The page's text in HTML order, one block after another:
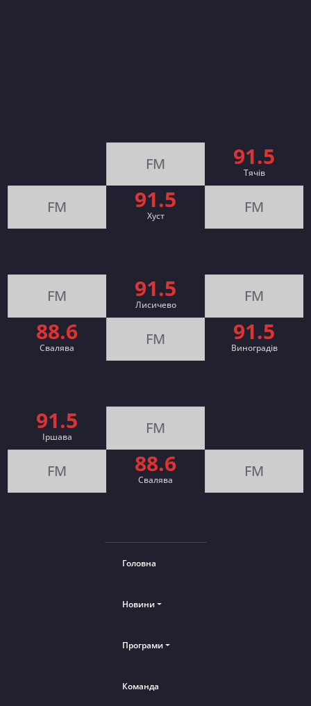
FM 91.5
Тячів
FM 91.5
Хуст FM
FM 91.5
Лисичево FM
88.6
Свалява FM 91.5
Виноградів
91.5
Іршава FM
FM 88.6
Cвалява FM
Головна
Новини
Програми
Команда